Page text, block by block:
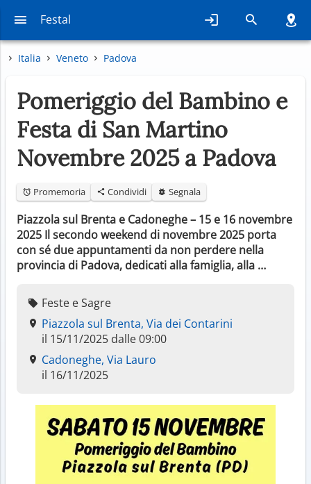
Festal
Italia Veneto Padova
Pomeriggio del Bambino e
Festa di San Martino
Novembre 2025 a Padova
Promemoria Condividi Segnala
Piazzola sul Brenta e Cadoneghe – 15 e 16 novembre
2025 Il secondo weekend di novembre 2025 porta
con sé due appuntamenti da non perdere nella
provincia di Padova, dedicati alla famiglia, alla …
Feste e Sagre
Piazzola sul Brenta, Via dei Contarini
il 15/11/2025 dalle 09:00
Cadoneghe, Via Lauro
il 16/11/2025